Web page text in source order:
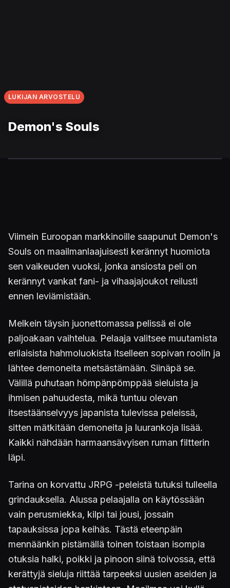
LUKIJAN ARVOSTELU
Demon's Souls
Viimein Euroopan markkinoille saapunut Demon's
Souls on maailmanlaajuisesti kerännyt huomiota
sen vaikeuden vuoksi, jonka ansiosta peli on
kerännyt vankat fani- ja vihaajajoukot reilusti
ennen leviämistään.
Melkein täysin juonettomassa pelissä ei ole
paljoakaan vaihtelua. Pelaaja valitsee muutamista
erilaisista hahmoluokista itselleen sopivan roolin ja
lähtee demoneita metsästämään. Siinäpä se.
Välillä puhutaan hömpänpömppää sieluista ja
ihmisen pahuudesta, mikä tuntuu olevan
itsestäänselvyys japanista tulevissa peleissä,
sitten mätkitään demoneita ja luurankoja lisää.
Kaikki nähdään harmaansävyisen ruman filtterin
läpi.
Tarina on korvattu JRPG -peleistä tutuksi tulleella
grindauksella. Alussa pelaajalla on käytössään
vain perusmiekka, kilpi tai jousi, jossain
tapauksissa jopa keihäs. Tästä eteenpäin
mennäänkin pistämällä toinen toistaan isompia
otuksia halki, poikki ja pinoon siinä toivossa, että
kerättyjä sieluja riittää tarpeeksi uusien aseiden ja